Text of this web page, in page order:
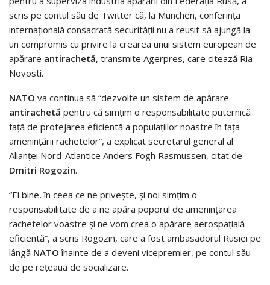
scris pe contul său de Twitter că, la Munchen, conferinţa
internaţională consacrată securităţii nu a reuşit să ajungă la
un compromis cu privire la crearea unui sistem european de
apărare antirachetă, transmite Agerpres, care citează Ria
Novosti.
NATO va continua să “dezvolte un sistem de apărare
antirachetă pentru că simţim o responsabilitate puternică
faţă de protejarea eficientă a populaţiilor noastre în faţa
ameninţării rachetelor”, a explicat secretarul general al
Alianţei Nord-Atlantice Anders Fogh Rasmussen, citat de
Dmitri Rogozin.
“Ei bine, în ceea ce ne priveşte, şi noi simţim o
responsabilitate de a ne apăra poporul de ameninţarea
rachetelor voastre şi ne vom crea o apărare aerospaţială
eficientă”, a scris Rogozin, care a fost ambasadorul Rusiei pe
lângă NATO înainte de a deveni vicepremier, pe contul său
de pe reţeaua de socializare.